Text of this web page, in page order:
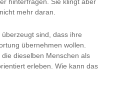
mehr daran.
sind, dass ihre
übernehmen wollen.
dieselben Menschen als
erleben. Wie kann das